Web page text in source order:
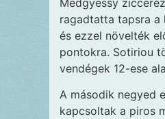
Medgyessy
ragadtatta tapsra a
és ezzel növelték
pontokra. Sotiriou
vendégek 12-ese
A második negyed
kapcsoltak a piros